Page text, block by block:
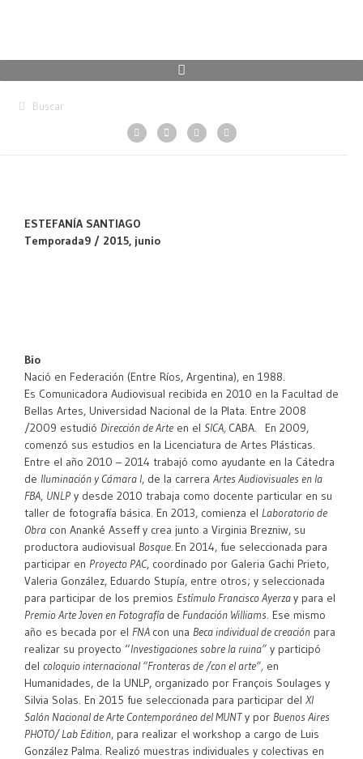
ESTEFANÍA SANTIAGO
Temporada9 / 2015, junio
Bio
Nació en Federación (Entre Ríos, Argentina), en 1988.
Es Comunicadora Audiovisual recibida en 2010 en la Facultad de
Bellas Artes, Universidad Nacional de la Plata. Entre 2008
/2009 estudió Dirección de Arte en el SICA, CABA. En 2009,
comenzó sus estudios en la Licenciatura de Artes Plásticas.
Entre el año 2010 – 2014 trabajó como ayudante en la Cátedra
de Iluminación y Cámara I, de la carrera Artes Audiovisuales en la
FBA, UNLP y desde 2010 trabaja como docente particular en su
taller de fotografía básica. En 2013, comienza el Laboratorio de
Obra con Ananké Asseff y crea junto a Virginia Brezniw, su
productora audiovisual Bosque. En 2014, fue seleccionada para
participar en Proyecto PAC, coordinado por Galeria Gachi Prieto,
Valeria González, Eduardo Stupía, entre otros; y seleccionada
para participar de los premios Estímulo Francisco Ayerzay para el
Premio Arte Joven en Fotografía de Fundación Williams . Ese mismo
año es becada por el FNA con una Beca individual de creación para
realizar su proyecto “Investigaciones sobre la ruina” y participó
del coloquio internacional “Fronteras de /con el arte”, en
Humanidades, de la UNLP, organizado por François Soulages y
Silvia Solas. En 2015 fue seleccionada para participar del XI
Salón Nacional de Arte Contemporáneo del MUNTy por Buenos Aires
PHOTO/ Lab Edition, para realizar el workshop a cargo de Luis
González Palma. Realizó muestras individuales y colectivas en